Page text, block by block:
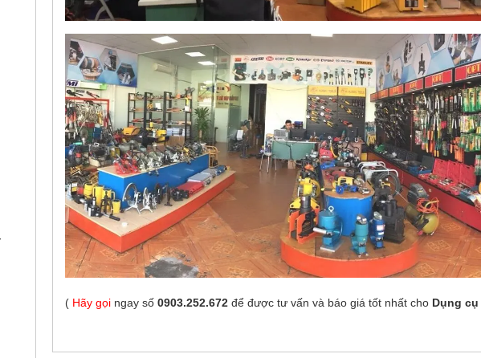
( Hãy gọi ngay số 0903.252.672 để được tư vấn và báo giá tốt nhất cho Dụng